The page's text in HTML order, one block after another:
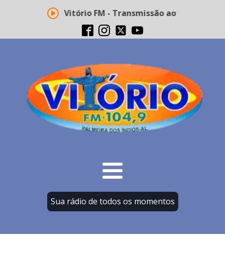
Rádio Vitório FM - Transmissão ao vivo
Sua rádio de todos os momentos